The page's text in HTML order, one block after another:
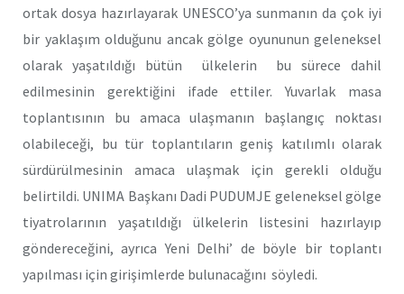
ortak dosya hazırlayarak UNESCO’ya sunmanın da çok iyi
bir yaklaşım olduğunu ancak gölge oyununun geleneksel
olarak yaşatıldığı bütün ülkelerin bu sürece dahil
edilmesinin gerektiğini ifade ettiler. Yuvarlak masa
toplantısının bu amaca ulaşmanın başlangıç noktası
olabileceği, bu tür toplantıların geniş katılımlı olarak
sürdürülmesinin amaca ulaşmak için gerekli olduğu
belirtildi. UNIMA Başkanı Dadi PUDUMJE geleneksel gölge
tiyatrolarının yaşatıldığı ülkelerin listesini hazırlayıp
göndereceğini, ayrıca Yeni Delhi’ de böyle bir toplantı
yapılması için girişimlerde bulunacağını söyledi.